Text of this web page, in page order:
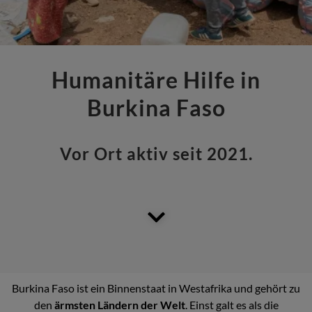
Humanitäre Hilfe in
Burkina Faso
Vor Ort aktiv seit 2021.
Burkina Faso ist ein Binnenstaat in Westafrika und gehört zu
den ärmsten Ländern der Welt. Einst galt es als die